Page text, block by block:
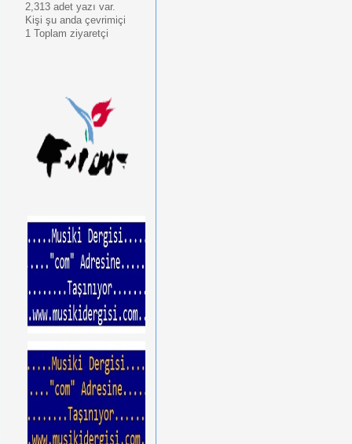
2,313 adet yazı var.
Kişi şu anda çevrimiçi
1 Toplam ziyaretçi